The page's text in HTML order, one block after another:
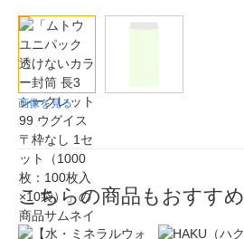
画像を見る
こちらの商品もおすすめ